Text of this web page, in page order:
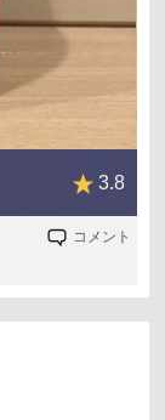
3.8
コメント